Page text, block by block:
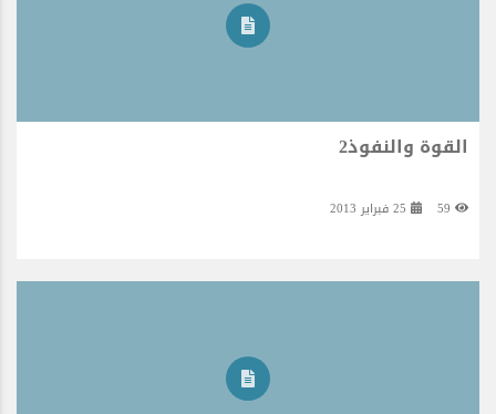
القوة والنفوذ2